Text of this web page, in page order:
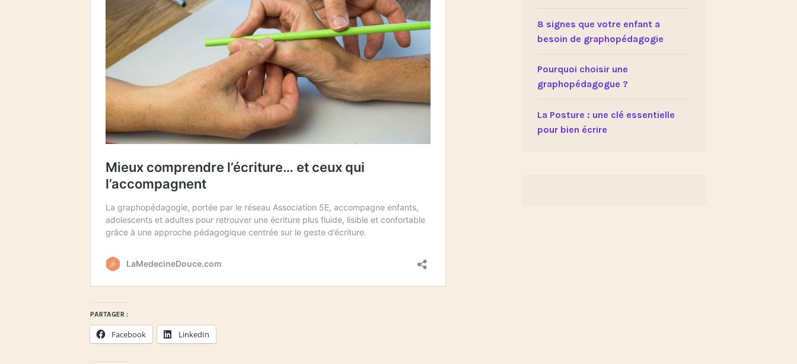
PARTAGER :
Facebook LinkedIn
8 signes que votre enfant a
besoin de graphopédagogie
Pourquoi choisir une
graphopédagogue ?
La Posture : une clé essentielle
pour bien écrire